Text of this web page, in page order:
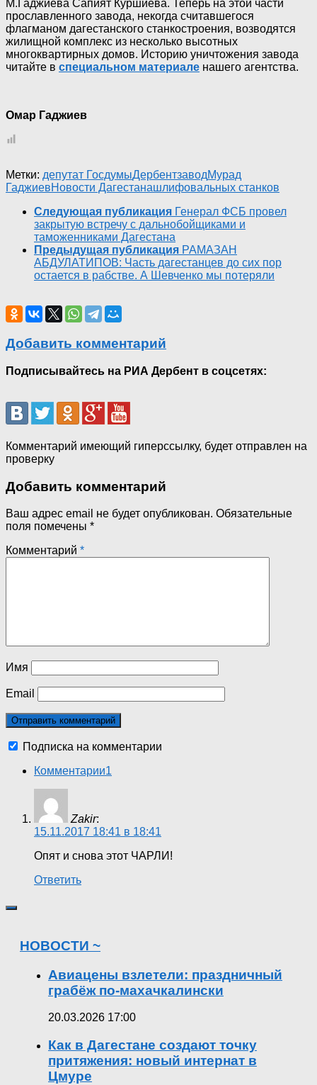
М.Гаджиева Сапият Куршиева. Теперь на этой части
прославленного завода, некогда считавшегося
флагманом дагестанского станкостроения, возводятся
жилищной комплекс из несколько высотных
многоквартирных домов. Историю уничтожения завода
читайте в специальном материале нашего агентства.
Омар Гаджиев
Метки: депутат ГосдумыДербентзаводМурад
ГаджиевНовости Дагестанашлифовальных станков
Следующая публикация Генерал ФСБ провел
закрытую встречу с дальнобойщиками и
таможенниками Дагестана
Предыдущая публикация РАМАЗАН
АБДУЛАТИПОВ: Часть дагестанцев до сих пор
остается в рабстве. А Шевченко мы потеряли
Добавить комментарий
Подписывайтесь на РИА Дербент в соцсетях:
Комментарий имеющий гиперссылку, будет отправлен на
проверку
Добавить комментарий
Ваш адрес email не будет опубликован. Обязательные
поля помечены *
Комментарий *
Имя
Email
Подписка на комментарии
Комментарии1
Zakir:
15.11.2017 18:41 в 18:41
Опят и снова этот ЧАРЛИ!
Ответить
НОВОСТИ ~
Авиацены взлетели: праздничный
грабёж по-махачкалински
20.03.2026 17:00
Как в Дагестане создают точку
притяжения: новый интернат в
Цмуре